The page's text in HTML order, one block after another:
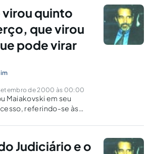
mas considerando
e…
virou quinto
que virou
pode virar
de 2000 às 00:00
Maiakovski em seu
referindo-se às
casa e timidamente
em…Judiciário e o